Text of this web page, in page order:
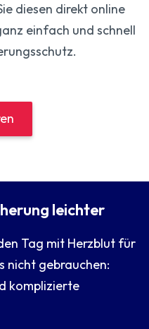
diesen direkt online
einfach und schnell
leichter
Tag mit Herzblut für
nicht gebrauchen:
komplizierte